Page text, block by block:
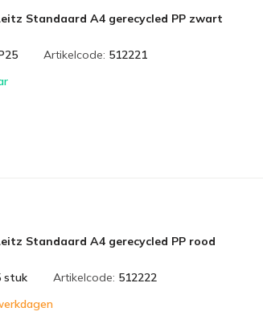
Standaard A4 gerecycled PP zwart
Artikelcode: 512221
Standaard A4 gerecycled PP rood
stuk Artikelcode: 512222